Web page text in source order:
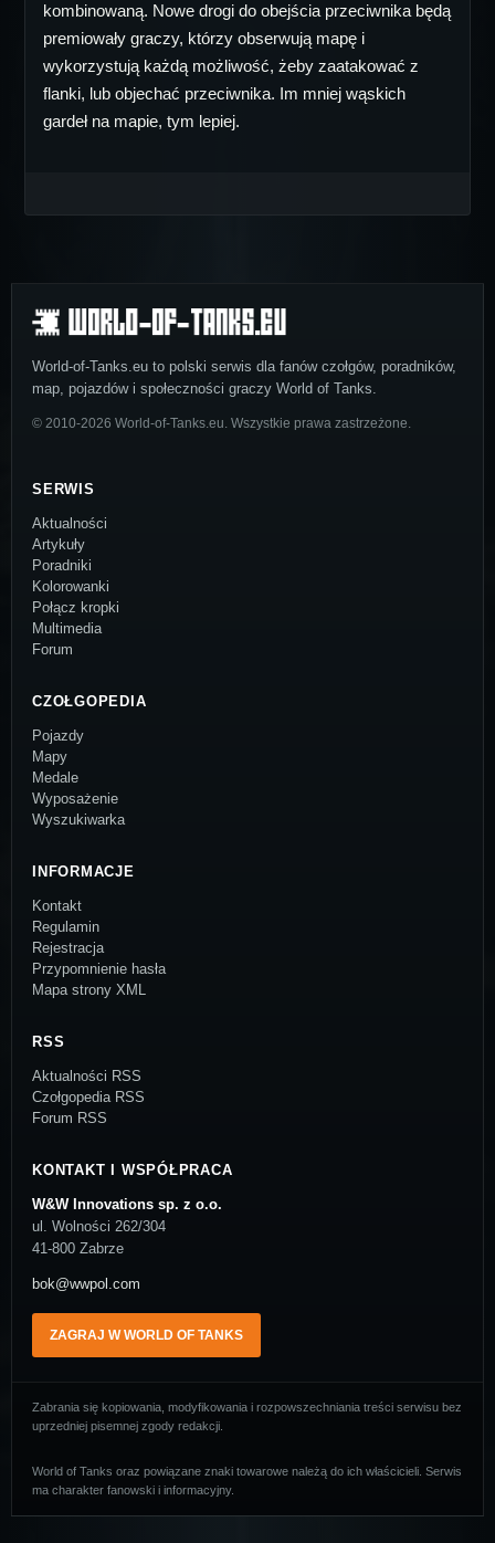
kombinowaną. Nowe drogi do obejścia przeciwnika będą
premiowały graczy, którzy obserwują mapę i
wykorzystują każdą możliwość, żeby zaatakować z
flanki, lub objechać przeciwnika. Im mniej wąskich
gardeł na mapie, tym lepiej.
World-of-Tanks.eu to polski serwis dla fanów czołgów, poradników,
map, pojazdów i społeczności graczy World of Tanks.
© 2010-2026 World-of-Tanks.eu. Wszystkie prawa zastrzeżone.
SERWIS
Aktualności
Artykuły
Poradniki
Kolorowanki
Połącz kropki
Multimedia
Forum
CZOŁGOPEDIA
Pojazdy
Mapy
Medale
Wyposażenie
Wyszukiwarka
INFORMACJE
Kontakt
Regulamin
Rejestracja
Przypomnienie hasła
Mapa strony XML
RSS
Aktualności RSS
Czołgopedia RSS
Forum RSS
KONTAKT I WSPÓŁPRACA
W&W Innovations sp. z o.o.
ul. Wolności 262/304
41-800 Zabrze
bok@wwpol.com
ZAGRAJ W WORLD OF TANKS
Zabrania się kopiowania, modyfikowania i rozpowszechniania treści serwisu bez
uprzedniej pisemnej zgody redakcji.
World of Tanks oraz powiązane znaki towarowe należą do ich właścicieli. Serwis
ma charakter fanowski i informacyjny.